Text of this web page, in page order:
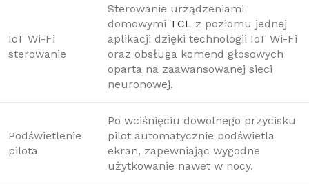
IoT Wi-Fi
sterowanie
Sterowanie urządzeniami
domowymi TCL z poziomu jednej
aplikacji dzięki technologii IoT Wi-Fi
oraz obsługa komend głosowych
oparta na zaawansowanej sieci
neuronowej.
Podświetlenie
pilota
Po wciśnięciu dowolnego przycisku
pilot automatycznie podświetla
ekran, zapewniając wygodne
użytkowanie nawet w nocy.